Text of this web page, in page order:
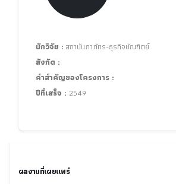
นักวิจัย : สถาบันภาภัทร-ธุรกิจบัณฑิตย์
สังกัด :
คำสำคัญของโครงการ :
ปีที่เสร็จ : 2549
ผลงานที่เผยแพร่